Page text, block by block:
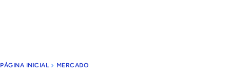
PÁGINA INICIAL MERCADO